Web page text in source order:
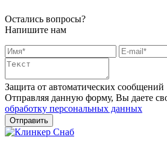
Остались вопросы?
Напишите нам
Защита от автоматических сообщений
Отправляя данную форму, Вы даете
обработку персональных данных